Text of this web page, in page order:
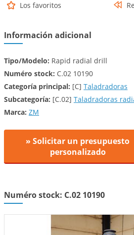
Los favoritos
Información adicional
Tipo/Modelo: Rapid radial drill
Numéro stock: C.02 10190
Categoría principal: [C] Taladradoras
Subcategoría: [C.02] Taladradoras
Marca: ZM
» Solicitar un presupuesto
personalizado
Numéro stock: C.02 10190